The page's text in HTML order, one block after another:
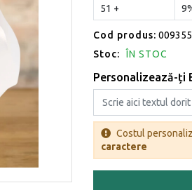
51 +
Cod produs:
Stoc:
ÎN STOC
Personalizează-ți
Costul
caractere